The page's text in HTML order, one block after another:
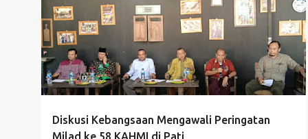
Diskusi Kebangsaan Mengawali Peringatan
Milad ke 58 KAHMI di Pati
MD KAHMI PATI MILAD KE 58 KAHMI